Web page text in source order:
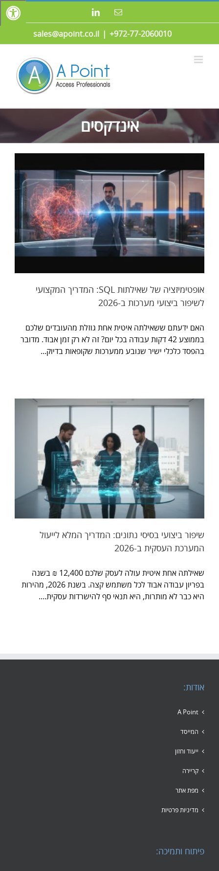
כתובת LinkedIn
972-77-2060010+
|
sales@apoint.co.il
אינדקסים
אופטימיזציה של שאילתות SQL: המדריך המקצועי
לשיפור ביצועי מערכות ב-2026
האם ידעתם ששאילתה איטית אחת גוזלת מהעובדים שלכם
בממוצע 42 דקות עבודה בכל יום? זה לא רק זמן אבוד. מדובר
בהפסד כלכלי ישיר שנובע ממערכות שקופאות בדיוק...
שיפור ביצועי בסיסי נתונים: המדריך המלא לייעול
המערכת העסקית ב-2026
שאילתה אחת איטית עולה לעסק שלכם 12,400 ₪ בשנה
בפריון עבודה אבוד לכל משתמש קצה. בשנת 2026, מהירות
היא כבר לא מותרות, היא תנאי סף להישרדות עסקית....
אודות:
A Point
המייסד
ייעוד וחזון
קריירה
מפת אתר
מדיניות פרטיות
פיתוח ותמיכה: